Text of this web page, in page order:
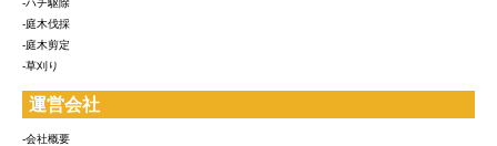
-ハチ駆除
-庭木伐採
-庭木剪定
-草刈り
運営会社
-会社概要